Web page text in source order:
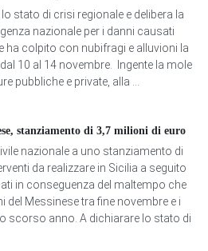
stato di crisi regionale e delibera la
nazionale per i danni causati
ha colpito con nubifragi e alluvioni la
10 al 14 novembre. Ingente la mole
pubbliche e private, alla ...
stanziamento di 3,7 milioni di euro
nazionale a uno stanziamento di
da realizzare in Sicilia a seguito
in conseguenza del maltempo che
Messinese tra fine novembre e i
scorso anno. A dichiarare lo stato di